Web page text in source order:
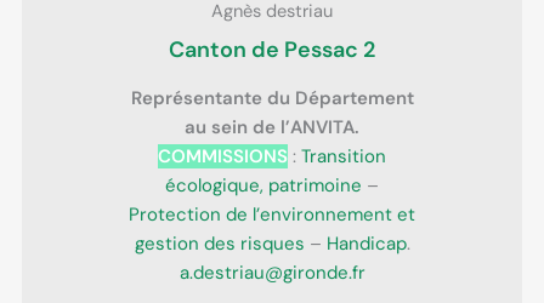
Agnès destriau
Canton de Pessac 2
Représentante du Département
au sein de l’ANVITA.
COMMISSIONS : Transition
écologique, patrimoine –
Protection de l’environnement et
gestion des risques – Handicap.
a.destriau@gironde.fr